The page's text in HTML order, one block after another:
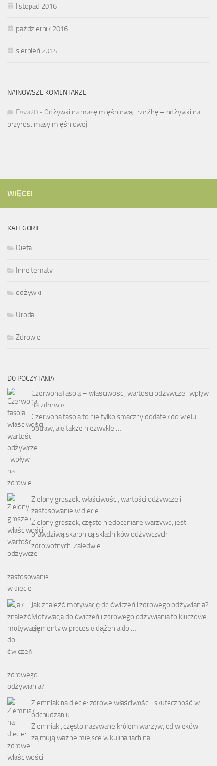
listopad 2016
październik 2016
sierpień 2014
NAJNOWSZE KOMENTARZE
Evva20 - Odżywki na masę mięśniową i rzeźbę – odżywki na
przyrost masy mięśniowej
WIĘCEJ
KATEGORIE
Dieta
Inne tematy
odżywki
Uroda
Zdrowie
DO POCZYTANIA
Czerwona fasola – właściwości, wartości odżywcze i wpływ
na zdrowie
Czerwona fasola to nie tylko smaczny dodatek do wielu
potraw, ale także niezwykle …
Zielony groszek: właściwości, wartości odżywcze i
zastosowanie w diecie
Zielony groszek, często niedoceniane warzywo, jest
prawdziwą skarbnicą składników odżywczych i
zdrowotnych. Zaledwie …
Jak znaleźć motywację do ćwiczeń i zdrowego odżywiania?
Motywacja do ćwiczeń i zdrowego odżywiania to kluczowe
elementy w procesie dążenia do …
Ziemniak na diecie: zdrowe właściwości i skuteczność w
odchudzaniu
Ziemniaki, często nazywane królem warzyw, od wieków
zajmują ważne miejsce w kulinariach na …